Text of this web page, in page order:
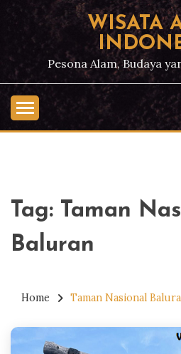
Skip
content
WISATA
Pesona Alam, Budaya
Tag: Taman
Baluran
Home Taman Nasional